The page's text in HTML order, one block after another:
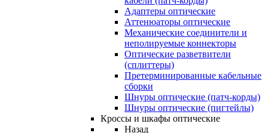
Адаптеры оптические
Аттенюаторы оптические
Механические соединители и
неполируемые коннекторы
Оптические разветвители
(сплиттеры)
Претерминированные кабельные
сборки
Шнуры оптические (патч-корды)
Шнуры оптические (пигтейлы)
Кроссы и шкафы оптические
Назад